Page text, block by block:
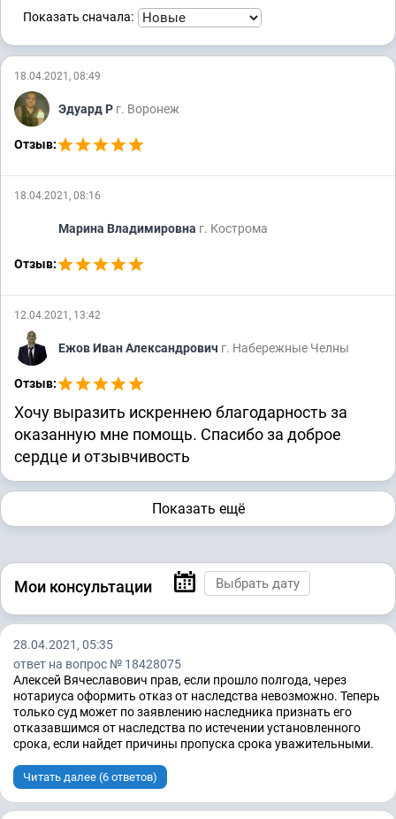
Показать сначала:
18.04.2021, 08:49
Эдуард Р г. Воронеж
Отзыв:
18.04.2021, 08:16
Марина Владимировна г. Кострома
Отзыв:
12.04.2021, 13:42
Ежов Иван Александрович г. Набережные Челны
Отзыв:
Хочу выразить искреннею благодарность за
оказанную мне помощь. Спасибо за доброе
сердце и отзывчивость
Показать ещё
Мои консультации
28.04.2021, 05:35
ответ на вопрос № 18428075
Алексей Вячеславович прав, если прошло полгода, через
нотариуса оформить отказ от наследства невозможно. Теперь
только суд может по заявлению наследника признать его
отказавшимся от наследства по истечении установленного
срока, если найдет причины пропуска срока уважительными.
Читать далее (6 ответов)